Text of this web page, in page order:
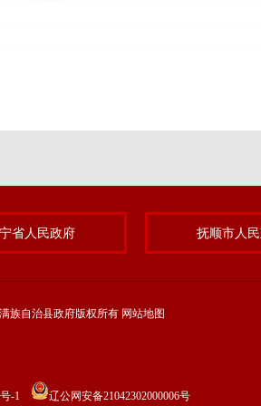
省人民政府 抚顺市人
满族自治县政府版权所有 网站地图
-1 辽公网安备21042302000006号